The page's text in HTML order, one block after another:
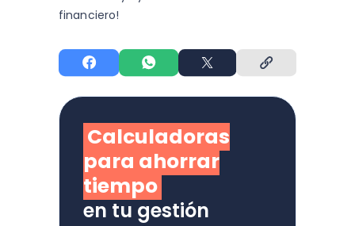
financiero!
Calculadoras
para ahorrar
tiempo
en tu gestión